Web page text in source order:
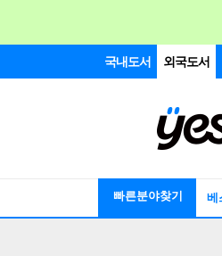
국내도서 외국도서
빠른분야찾기 베